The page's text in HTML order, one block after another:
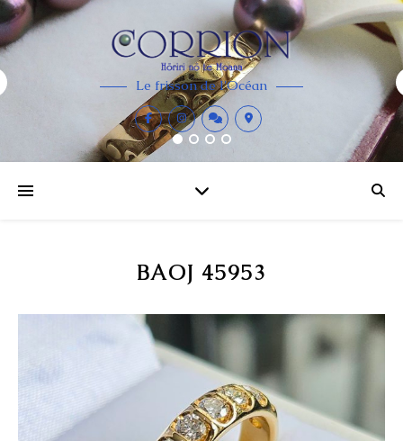
Le frisson de l'Océan
BAOJ 45953